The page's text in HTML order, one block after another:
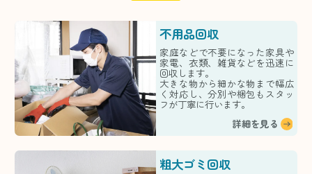
不用品回収
家庭などで不要になった家具や
家電、衣類、雑貨などを迅速に
回収します。
大きな物から細かな物まで幅広
く対応し、分別や梱包もスタッ
フが丁寧に行います。
詳細を見る
粗大ゴミ回収